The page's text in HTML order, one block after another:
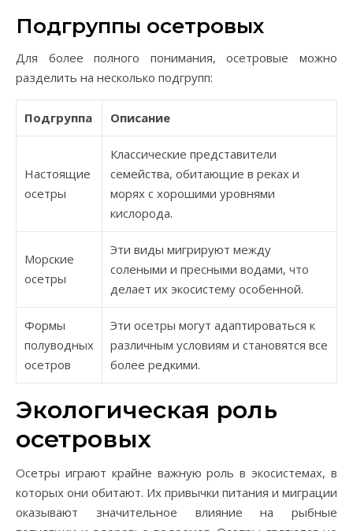
Подгруппы осетровых
Для более полного понимания, осетровые можно
разделить на несколько подгрупп:
Подгруппа Описание
Настоящие
осетры
Классические представители
семейства, обитающие в реках и
морях с хорошими уровнями
кислорода.
Морские
осетры
Эти виды мигрируют между
солеными и пресными водами, что
делает их экосистему особенной.
Формы
полуводных
осетров
Эти осетры могут адаптироваться к
различным условиям и становятся все
более редкими.
Экологическая роль
осетровых
Осетры играют крайне важную роль в экосистемах, в
которых они обитают. Их привычки питания и миграции
оказывают значительное влияние на рыбные